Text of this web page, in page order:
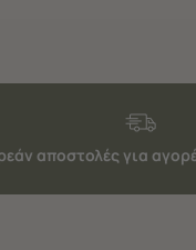
αποστολές για